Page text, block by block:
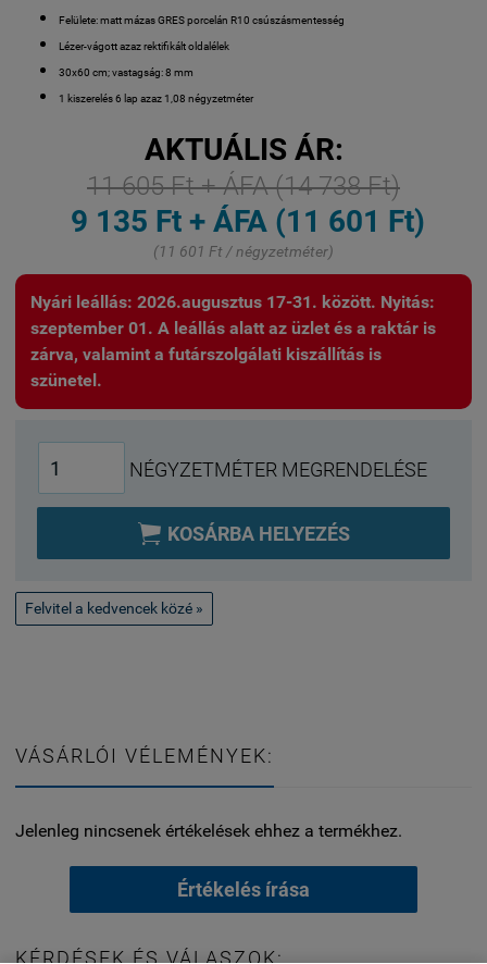
Felülete: matt mázas GRES porcelán R10 csúszásmentesség
Lézer-vágott azaz rektifikált oldalélek
30x60 cm; vastagság: 8 mm
1 kiszerelés 6 lap azaz 1,08 négyzetméter
AKTUÁLIS ÁR:
11 605 Ft + ÁFA (14 738 Ft)
9 135 Ft + ÁFA (11 601 Ft)
(11 601 Ft / négyzetméter)
Nyári leállás: 2026.augusztus 17-31. között. Nyitás:
szeptember 01. A leállás alatt az üzlet és a raktár is
zárva, valamint a futárszolgálati kiszállítás is
szünetel.
NÉGYZETMÉTER MEGRENDELÉSE
 KOSÁRBA HELYEZÉS
Felvitel a kedvencek közé »
VÁSÁRLÓI VÉLEMÉNYEK:
Jelenleg nincsenek értékelések ehhez a termékhez.
Értékelés írása
KÉRDÉSEK ÉS VÁLASZOK: